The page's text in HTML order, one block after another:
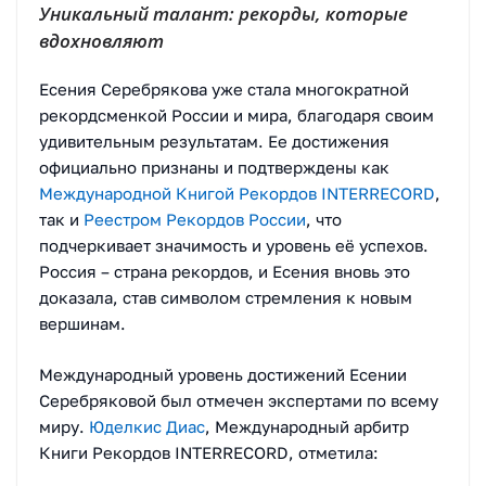
Уникальный талант: рекорды, которые
вдохновляют
Есения Серебрякова уже стала многократной
рекордсменкой России и мира, благодаря своим
удивительным результатам. Ее достижения
официально признаны и подтверждены как
Международной Книгой Рекордов INTERRECORD,
так и Реестром Рекордов России, что
подчеркивает значимость и уровень её успехов.
Россия – страна рекордов, и Есения вновь это
доказала, став символом стремления к новым
вершинам.
Международный уровень достижений Есении
Серебряковой был отмечен экспертами по всему
миру. Юделкис Диас, Международный арбитр
Книги Рекордов INTERRECORD, отметила: